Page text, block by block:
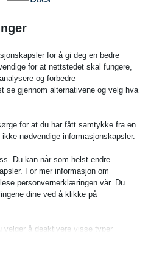
er viktige, men bare hvis
intensjonen i stedet for å
helt og holdent bygget rundt å
Vi tror på å tilby intuitive,
hverdagslige forfattere til
linje.
utforming som en vilkårlig
og begynner å bygge ekte,
har lent seg inn i disse
ikke i en samsvarsskanner; den
for å gi deg en bedre
for at nettstedet skal fungere,
og forbedre
se gjennom alternativene og velg hva
for at du har fått samtykke fra en
nødvendige informasjonskapsler.
Du kan når som helst endre
For mer informasjon om
personvernerklæringen vår. Du
dine ved å klikke på
å deaktivere visse typer